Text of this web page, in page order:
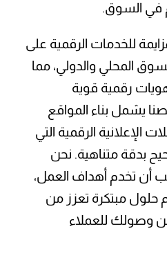
في السوق.
للخدمات الرقمية على
المحلي والدولي، مما
رقمية قوية
يشمل بناء المواقع
الإعلانية الرقمية التي
بدقة متناهية. نحن
أن تخدم أهداف العمل،
حلول مبتكرة تعزز من
وصولك للعملاء